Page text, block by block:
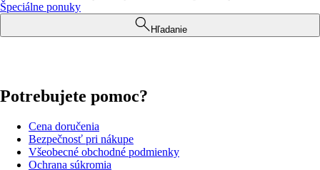
Špeciálne ponuky
Hľadanie
Potrebujete pomoc?
Cena doručenia
Bezpečnosť pri nákupe
Všeobecné obchodné podmienky
Ochrana súkromia